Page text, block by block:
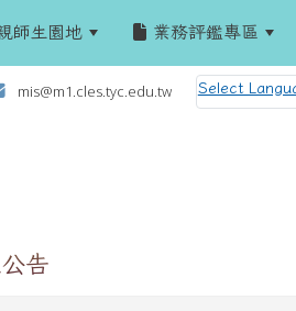
師生園地 業務評鑑專區
mis@m1.cles.tyc.edu.tw Select
告